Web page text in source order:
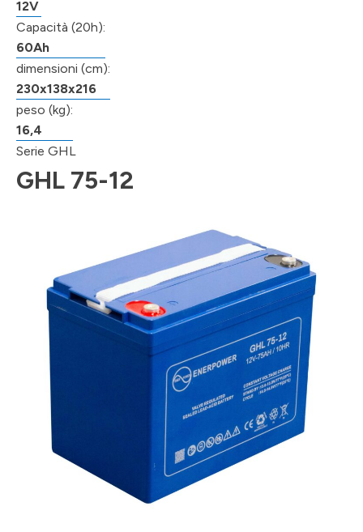
12V
Capacità (20h):
60Ah
dimensioni (cm):
230x138x216
peso (kg):
16,4
Serie GHL
GHL 75-12